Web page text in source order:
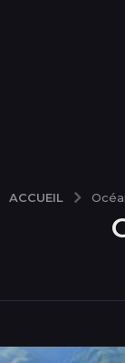
ACCUEIL